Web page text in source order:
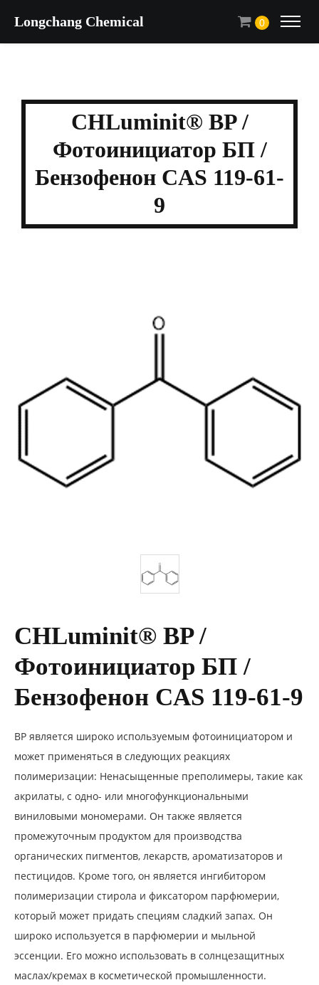
Longchang Chemical 0
CHLuminit® BP /
Фотоинициатор БП /
Бензофенон CAS 119-61-
9
CHLuminit® BP /
Фотоинициатор БП /
Бензофенон CAS 119-61-9
BP является широко используемым фотоинициатором и
может применяться в следующих реакциях
полимеризации: Ненасыщенные преполимеры, такие как
акрилаты, с одно- или многофункциональными
виниловыми мономерами. Он также является
промежуточным продуктом для производства
органических пигментов, лекарств, ароматизаторов и
пестицидов. Кроме того, он является ингибитором
полимеризации стирола и фиксатором парфюмерии,
который может придать специям сладкий запах. Он
широко используется в парфюмерии и мыльной
эссенции. Его можно использовать в солнцезащитных
маслах/кремах в косметической промышленности.